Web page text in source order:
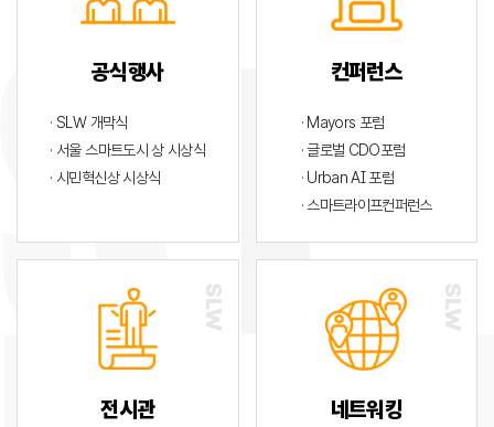
공식행사
· SLW 개막식
· 서울 스마트도시 상 시상식
· 시민혁신상 시상식
컨퍼런스
· Mayors 포럼
· 글로벌 CDO포럼
· Urban AI 포럼
· 스마트라이프컨퍼런스
전시관 네트워킹